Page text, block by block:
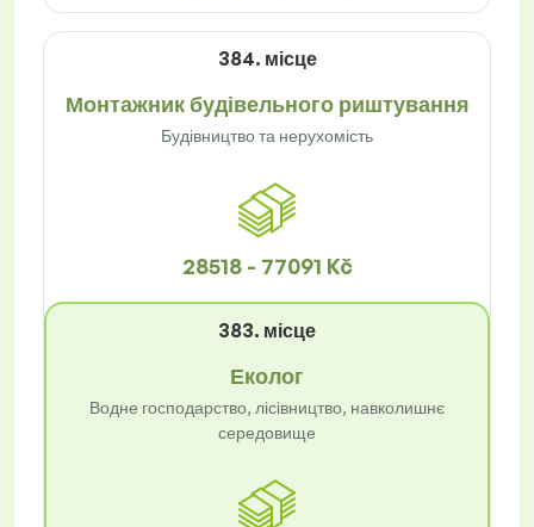
384. місце
Монтажник будівельного риштування
Будівництво та нерухомість
28518 - 77091 Kč
383. місце
Еколог
Водне господарство, лісівництво, навколишнє
середовище